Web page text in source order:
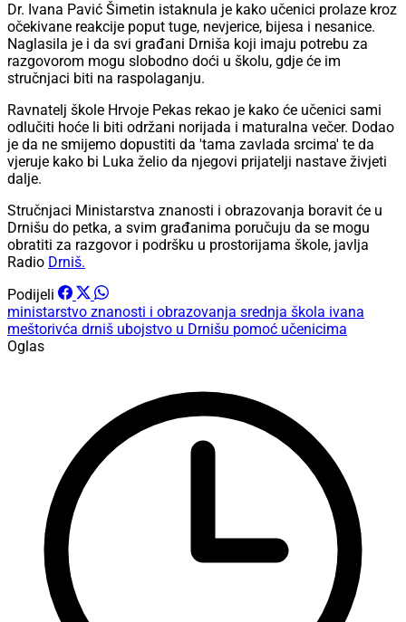
Dr. Ivana Pavić Šimetin istaknula je kako učenici prolaze kroz
očekivane reakcije poput tuge, nevjerice, bijesa i nesanice.
Naglasila je i da svi građani Drniša koji imaju potrebu za
razgovorom mogu slobodno doći u školu, gdje će im
stručnjaci biti na raspolaganju.
Ravnatelj škole Hrvoje Pekas rekao je kako će učenici sami
odlučiti hoće li biti održani norijada i maturalna večer. Dodao
je da ne smijemo dopustiti da 'tama zavlada srcima' te da
vjeruje kako bi Luka želio da njegovi prijatelji nastave živjeti
dalje.
Stručnjaci Ministarstva znanosti i obrazovanja boravit će u
Drnišu do petka, a svim građanima poručuju da se mogu
obratiti za razgovor i podršku u prostorijama škole, javlja
Radio Drniš.
Podijeli
ministarstvo znanosti i obrazovanja srednja škola ivana
meštorivća drniš ubojstvo u Drnišu pomoć učenicima
Oglas